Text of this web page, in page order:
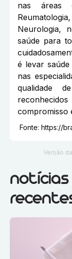
nas áreas
Neurologia,
saúde para
é levar
nas
qualidade
reconhecidos
compromisso
Fonte: https://
Versão
notícias